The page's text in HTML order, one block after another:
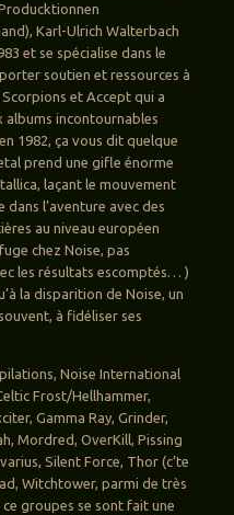
Karl-Ulrich Walterbach
et se spécialise dans le
soutien et ressources à
et Accept qui a
albums incontournables
en 1982, ça vous dit quelque
prend une gifle énorme
laçant le mouvement
dans l’aventure avec des
au niveau européen
chez Noise, pas
les résultats escomptés… )
la disparition de Noise, un
à fidéliser ses
Noise International
Frost/Hellhammer,
Gamma Ray, Grinder,
Mordred, OverKill, Pissing
Silent Force, Thor (c’te
Witchtower, parmi de très
groupes se sont fait une